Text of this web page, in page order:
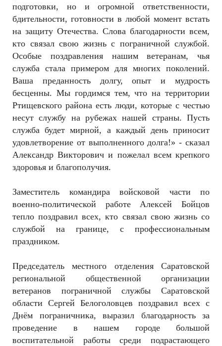
подготовки, но и огромной ответственности,
бдительности, готовности в любой момент встать
на защиту Отечества. Слова благодарности всем,
кто связал свою жизнь с пограничной службой.
Особые поздравления нашим ветеранам, чья
служба стала примером для многих поколений.
Ваша преданность долгу, опыт и мудрость
бесценны. Мы гордимся тем, что на территории
Ртищевского района есть люди, которые с честью
несут службу на рубежах нашей страны. Пусть
служба будет мирной, а каждый день приносит
удовлетворение от выполненного долга!» - сказал
Александр Викторович и пожелал всем крепкого
здоровья и благополучия.
Заместитель командира войсковой части по
военно-политической работе Алексей Бойцов
тепло поздравил всех, кто связал свою жизнь со
службой на границе, с профессиональным
праздником.
Председатель местного отделения Саратовской
региональной общественной организации
ветеранов пограничной службы Саратовской
области Сергей Белоголовцев поздравил всех с
Днём пограничника, выразил благодарность за
проведение в нашем городе большой
воспитательной работы среди подрастающего